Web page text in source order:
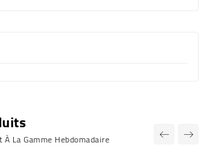
La Gamme Hebdomadaire